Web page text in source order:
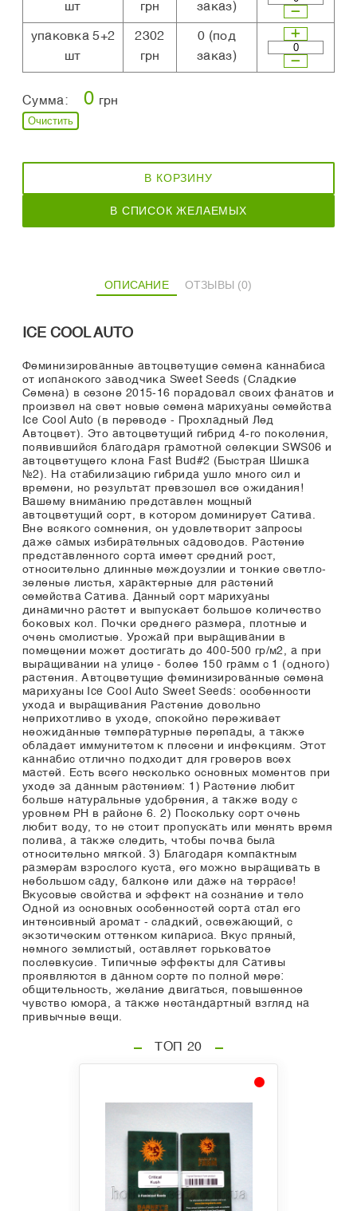
шт
грн
заказ)
упаковка 5+2
шт
2302
грн
0 (под
заказ)
Сумма: 0 грн
Очистить
В КОРЗИНУ
В СПИСОК ЖЕЛАЕМЫХ
ОПИСАНИЕ ОТЗЫВЫ (0)
ICE COOL AUTO
Феминизированные автоцветущие семена каннабиса
от испанского заводчика Sweet Seeds (Сладкие
Семена) в сезоне 2015-16 порадовал своих фанатов и
произвел на свет новые семена марихуаны семейства
Ice Cool Auto (в переводе - Прохладный Лед
Автоцвет). Это автоцветущий гибрид 4-го поколения,
появившийся благодаря грамотной селекции SWS06 и
автоцветущего клона Fast Bud#2 (Быстрая Шишка
№2). На стабилизацию гибрида ушло много сил и
времени, но результат превзошел все ожидания!
Вашему вниманию представлен мощный
автоцветущий сорт, в котором доминирует Сатива.
Вне всякого сомнения, он удовлетворит запросы
даже самых избирательных садоводов. Растение
представленного сорта имеет средний рост,
относительно длинные междоузлии и тонкие светло-
зеленые листья, характерные для растений
семейства Сатива. Данный сорт марихуаны
динамично растет и выпускает большое количество
боковых кол. Почки среднего размера, плотные и
очень смолистые. Урожай при выращивании в
помещении может достигать до 400-500 гр/м2, а при
выращивании на улице - более 150 грамм с 1 (одного)
растения. Автоцветущие феминизированные семена
марихуаны Ice Cool Auto Sweet Seeds: особенности
ухода и выращивания Растение довольно
неприхотливо в уходе, спокойно переживает
неожиданные температурные перепады, а также
обладает иммунитетом к плесени и инфекциям. Этот
каннабис отлично подходит для гроверов всех
мастей. Есть всего несколько основных моментов при
уходе за данным растением: 1) Растение любит
больше натуральные удобрения, а также воду с
уровнем РН в районе 6. 2) Поскольку сорт очень
любит воду, то не стоит пропускать или менять время
полива, а также следить, чтобы почва была
относительно мягкой. 3) Благодаря компактным
размерам взрослого куста, его можно выращивать в
небольшом саду, балконе или даже на террасе!
Вкусовые свойства и эффект на сознание и тело
Одной из основных особенностей сорта стал его
интенсивный аромат - сладкий, освежающий, с
экзотическим оттенком кипариса. Вкус пряный,
немного землистый, оставляет горьковатое
послевкусие. Типичные эффекты для Сативы
проявляются в данном сорте по полной мере:
общительность, желание двигаться, повышенное
чувство юмора, а также нестандартный взгляд на
привычные вещи.
ТОП 20